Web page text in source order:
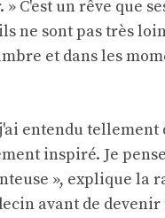
C'est un rêve que
ne sont pas très
et dans les
entendu
inspiré. Je
», explique la
avant de